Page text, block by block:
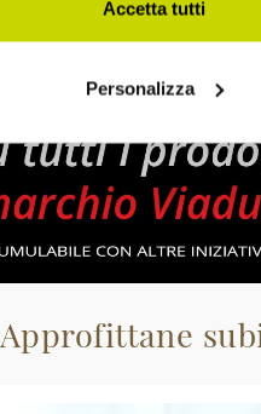
Accetta tutti
Personalizza
Approfittane